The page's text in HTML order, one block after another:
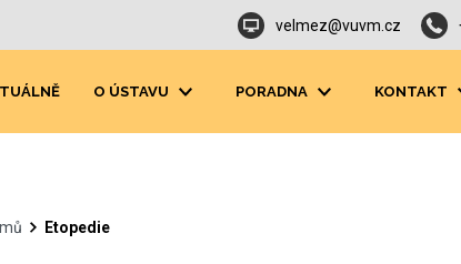
velmez@vuvm.cz
O ÚSTAVU PORADNA KONTAKT
Etopedie